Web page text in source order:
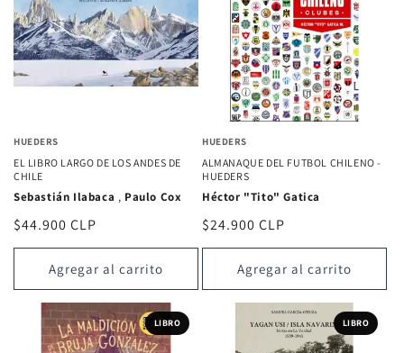
HUEDERS
EL LIBRO LARGO DE LOS ANDES DE
CHILE
Sebastián Ilabaca , Paulo Cox
Precio
habitual
$44.900 CLP
Agregar al carrito
HUEDERS
ALMANAQUE DEL FUTBOL CHILENO -
HUEDERS
Héctor "Tito" Gatica
Precio
habitual
$24.900 CLP
Agregar al carrito
LIBRO LIBRO